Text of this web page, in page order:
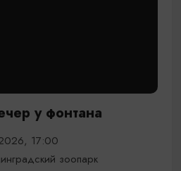
у фонтана
17:00
зоопарк